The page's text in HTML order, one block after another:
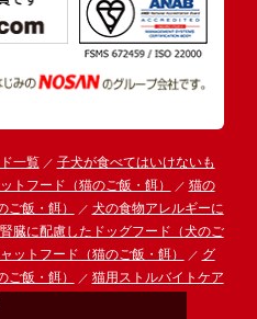
一覧
子犬が食べてはいけないも
トフード（猫のご飯・餌）
猫の
飯・餌）
犬の食物アレルギーに
臓に配慮したドッグフード（犬のご
ットフード（猫のご飯・餌）
グ
飯・餌）
猫用ストルバイトケア